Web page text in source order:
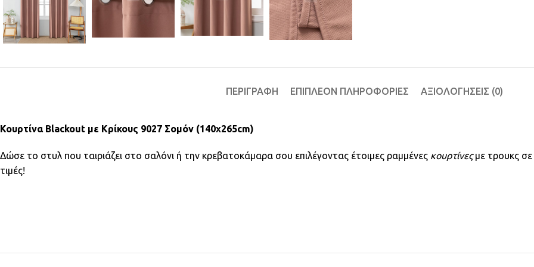
ΠΕΡΙΓΡΑΦΉ ΕΠΙΠΛΈΟΝ ΠΛΗΡΟΦΟΡΊΕΣ ΑΞΙΟΛΟΓΉΣΕΙΣ (0)
Κουρτίνα Blackout με Κρίκους 9027 Σομόν (140x265cm)
Δώσε το στυλ που ταιριάζει στο σαλόνι ή την κρεβατοκάμαρα σου επιλέγοντας έτοιμες ραμμένες κουρτίνεςμε τρουκς σε
τιμές!